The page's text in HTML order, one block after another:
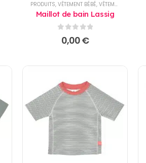
PRODUITS, VÊTEMENT BÉBÉ, VÊTEMENT ENFANTS
Maillot de bain Lassig
sur 5
0,00€